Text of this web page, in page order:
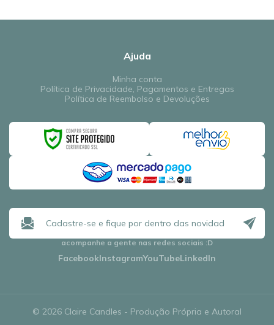
Ajuda
Minha conta
Política de Privacidade, Pagamentos e Entregas
Política de Reembolso e Devoluções
acompanhe a gente nas redes sociais :D
FacebookInstagramYouTubeLinkedIn
© 2026 Claire Candles - Produção Própria e Autoral